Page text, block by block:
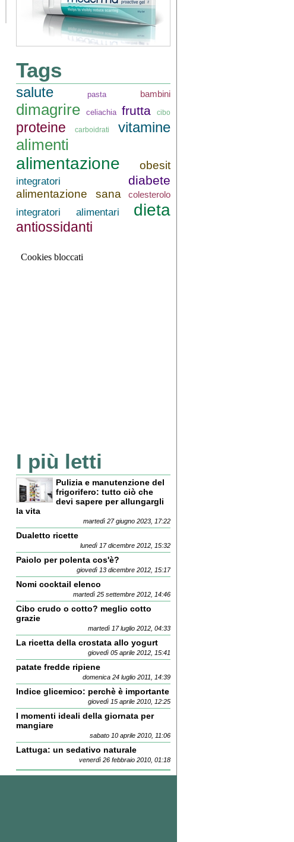
Tags
salute pasta bambini
dimagrire celiachia frutta cibo
proteine carboidrati vitamine
alimenti
alimentazione obesit
integratori diabete
alimentazione sana colesterolo
integratori alimentari dieta
antiossidanti
I più letti
Pulizia e manutenzione del
frigorifero: tutto ciò che
devi sapere per allungargli
la vita
martedì 27 giugno 2023, 17:22
Dualetto ricette
lunedì 17 dicembre 2012, 15:32
Paiolo per polenta cos'è?
giovedì 13 dicembre 2012, 15:17
Nomi cocktail elenco
martedì 25 settembre 2012, 14:46
Cibo crudo o cotto? meglio cotto
grazie
martedì 17 luglio 2012, 04:33
La ricetta della crostata allo yogurt
giovedì 05 aprile 2012, 15:41
patate fredde ripiene
domenica 24 luglio 2011, 14:39
Indice glicemico: perchè è importante
giovedì 15 aprile 2010, 12:25
I momenti ideali della giornata per
mangiare
sabato 10 aprile 2010, 11:06
Lattuga: un sedativo naturale
venerdì 26 febbraio 2010, 01:18